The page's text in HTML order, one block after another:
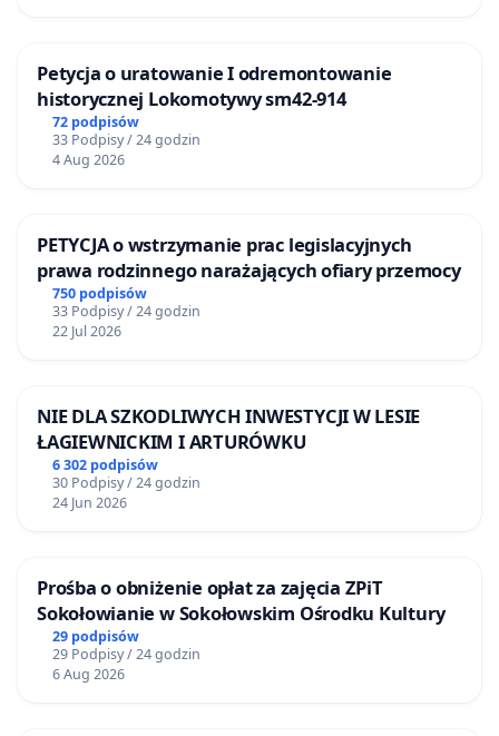
Petycja o uratowanie I odremontowanie
historycznej Lokomotywy sm42-914
72 podpisów
33 Podpisy / 24 godzin
4 Aug 2026
PETYCJA o wstrzymanie prac legislacyjnych
prawa rodzinnego narażających ofiary przemocy
750 podpisów
33 Podpisy / 24 godzin
22 Jul 2026
NIE DLA SZKODLIWYCH INWESTYCJI W LESIE
ŁAGIEWNICKIM I ARTURÓWKU
6 302 podpisów
30 Podpisy / 24 godzin
24 Jun 2026
Prośba o obniżenie opłat za zajęcia ZPiT
Sokołowianie w Sokołowskim Ośrodku Kultury
29 podpisów
29 Podpisy / 24 godzin
6 Aug 2026